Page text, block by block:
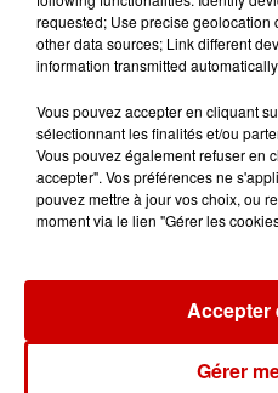
Jeux
Gagnez
Festival
Gagnez
Musée
requested; Use precise geolocation
other data sources; Link different
information transmitted automatically.
Vous pouvez accepter en cliquant
sélectionnant les finalités et/ou
Vous pouvez également refuser en
accepter". Vos préférences ne
pouvez mettre à jour vos choix, ou
moment via le lien "Gérer les
Gérer
Accepter